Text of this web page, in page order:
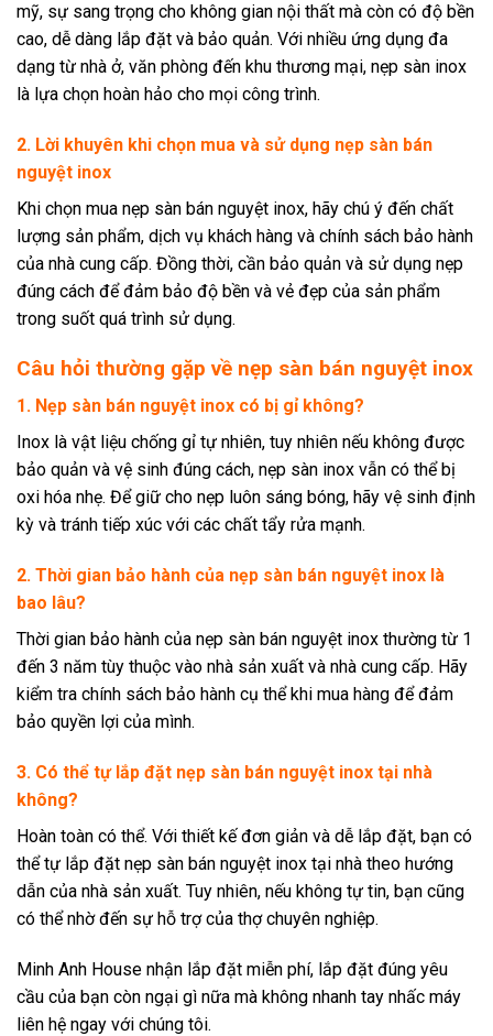
mỹ, sự sang trọng cho không gian nội thất mà còn có độ bền
cao, dễ dàng lắp đặt và bảo quản. Với nhiều ứng dụng đa
dạng từ nhà ở, văn phòng đến khu thương mại, nẹp sàn inox
là lựa chọn hoàn hảo cho mọi công trình.
2. Lời khuyên khi chọn mua và sử dụng nẹp sàn bán
nguyệt inox
Khi chọn mua nẹp sàn bán nguyệt inox, hãy chú ý đến chất
lượng sản phẩm, dịch vụ khách hàng và chính sách bảo hành
của nhà cung cấp. Đồng thời, cần bảo quản và sử dụng nẹp
đúng cách để đảm bảo độ bền và vẻ đẹp của sản phẩm
trong suốt quá trình sử dụng.
Câu hỏi thường gặp về nẹp sàn bán nguyệt inox
1. Nẹp sàn bán nguyệt inox có bị gỉ không?
Inox là vật liệu chống gỉ tự nhiên, tuy nhiên nếu không được
bảo quản và vệ sinh đúng cách, nẹp sàn inox vẫn có thể bị
oxi hóa nhẹ. Để giữ cho nẹp luôn sáng bóng, hãy vệ sinh định
kỳ và tránh tiếp xúc với các chất tẩy rửa mạnh.
2. Thời gian bảo hành của nẹp sàn bán nguyệt inox là
bao lâu?
Thời gian bảo hành của nẹp sàn bán nguyệt inox thường từ 1
đến 3 năm tùy thuộc vào nhà sản xuất và nhà cung cấp. Hãy
kiểm tra chính sách bảo hành cụ thể khi mua hàng để đảm
bảo quyền lợi của mình.
3. Có thể tự lắp đặt nẹp sàn bán nguyệt inox tại nhà
không?
Hoàn toàn có thể. Với thiết kế đơn giản và dễ lắp đặt, bạn có
thể tự lắp đặt nẹp sàn bán nguyệt inox tại nhà theo hướng
dẫn của nhà sản xuất. Tuy nhiên, nếu không tự tin, bạn cũng
có thể nhờ đến sự hỗ trợ của thợ chuyên nghiệp.
Minh Anh House nhận lắp đặt miễn phí, lắp đặt đúng yêu
cầu của bạn còn ngại gì nữa mà không nhanh tay nhấc máy
liên hệ ngay với chúng tôi.